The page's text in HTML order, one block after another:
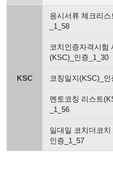
KSC
응시서류 체크리
_1_58
코치인증자격시험
(KSC)_인증_1_30
코칭일지(KSC)_인
멘토코칭 리스트
_1_56
일대일 코치더코치
인증_1_57